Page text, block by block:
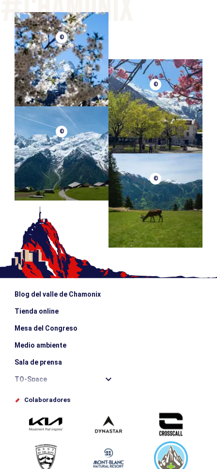
Situado en el corazón de CHAMONIX, en la avenida Michel
Croz, este apartamento le permite desplazarse a pie y
dejar su coche en el garaje durante su estancia.
También hay autobuses gratuitos que comunican la
estación con los pueblos cercanos.
Equipamiento para bebés disponible previa petición: cuna
con colchón extra y sábana bajera.
Tarifa plana de 30 euros/semana. Sólo tiene que
solicitarlo tras hacer la reserva y recibir el folleto de
bienvenida.
Se aceptan mascotas bajo reserva y se cobrará un
suplemento, según la tarifa aplicada por la empresa de
limpieza.
Para su comodidad y seguridad, una empresa
especializada realiza la limpieza entre cada alquiler; se
proporcionan sábanas y se hacen las camas a su llegada.
Se proporciona gel de ducha y toallas.
©
©
©
©
Blog del valle de Chamonix
Tienda online
Mesa del Congreso
Medio ambiente
Sala de prensa
TO-Space
Offices de tourisme
Envíe su evento
Service groupes et séminaires
Descargar
Colaboradores